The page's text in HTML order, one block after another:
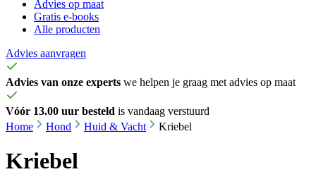
Advies op maat
Gratis e-books
Alle producten
Advies aanvragen
Advies van onze experts we helpen je graag met advies op maat
Vóór 13.00 uur besteld is vandaag verstuurd
Home
Hond Huid & Vacht Kriebel
Kriebel